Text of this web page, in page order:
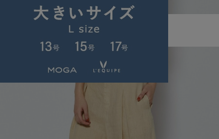
L'EQUIPE
(ぶらうす) /